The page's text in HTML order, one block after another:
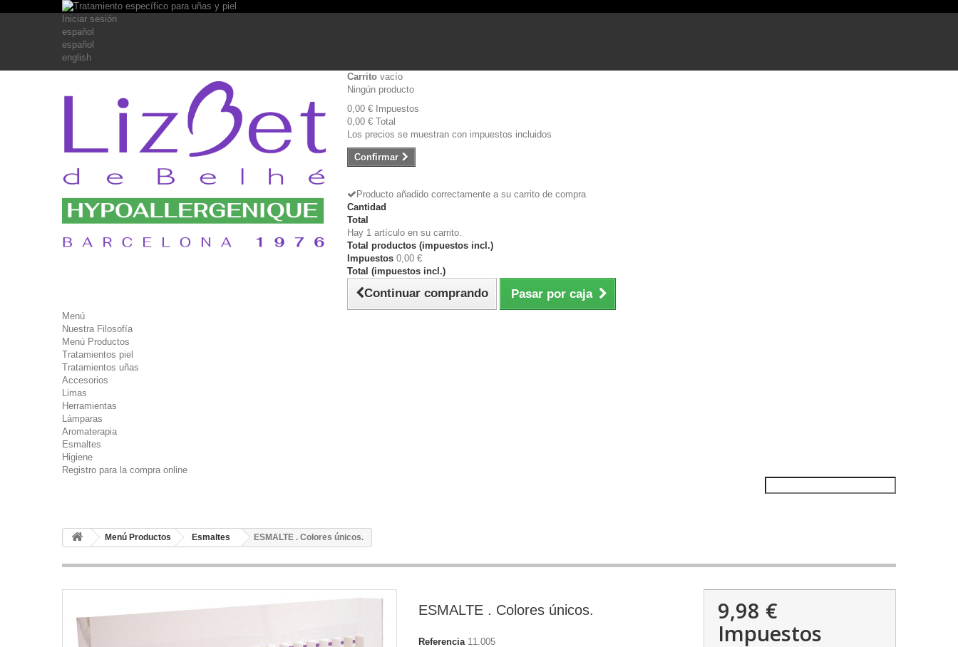
Iniciar sesión
español
español
english
Carrito vacío
Ningún producto
0,00 €
Impuestos
0,00 € Total
Los precios se muestran con impuestos incluidos
Confirmar
Producto añadido correctamente a su carrito de compra
Cantidad
Total
Hay 1 artículo en su carrito.
Total productos (impuestos incl.)
Impuestos 0,00 €
Total (impuestos incl.)
Continuar comprando Pasar por caja
Menú
Nuestra Filosofía
Menú Productos
Tratamientos piel
Tratamientos uñas
Accesorios
Limas
Herramientas
Lámparas
Aromaterapia
Esmaltes
Higiene
Registro para la compra online
Menú Productos Esmaltes ESMALTE . Colores únicos.
ESMALTE . Colores únicos.
Referencia 11.005
9,98 €
Impuestos